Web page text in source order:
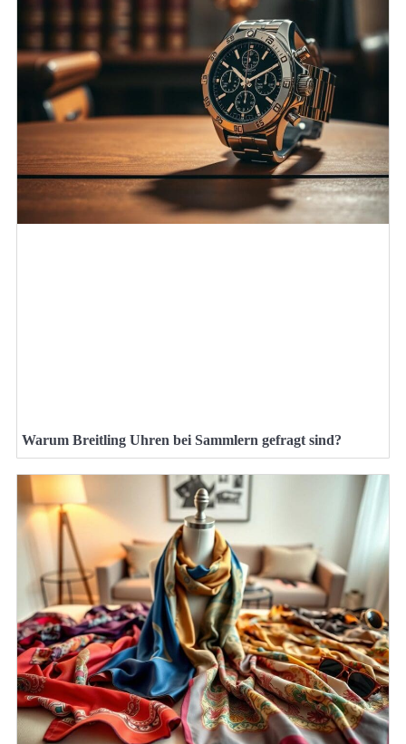
Warum Breitling Uhren bei Sammlern gefragt sind?